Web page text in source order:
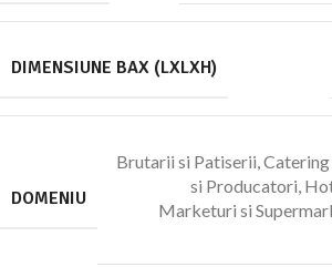
DIMENSIUNE BAX (LXLXH)
DOMENIU
Brutarii si Patiserii,
si Producatori,
Marketuri si